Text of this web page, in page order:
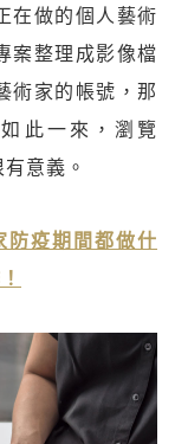
在做的個人藝術
案整理成影像檔
術家的帳號，那
此一來，瀏覽
意義。
防疫期間都做什